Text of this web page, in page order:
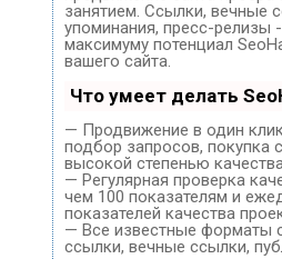
занятием. Ссылки, вечные
упоминания, пресс-релизы
максимуму потенциал
вашего сайта.
Что умеет делать
— Продвижение в один
подбор запросов, покупка
высокой степенью
— Регулярная проверка
чем 100 показателям и
показателей качества
— Все известные форматы
ссылки, вечные ссылки,